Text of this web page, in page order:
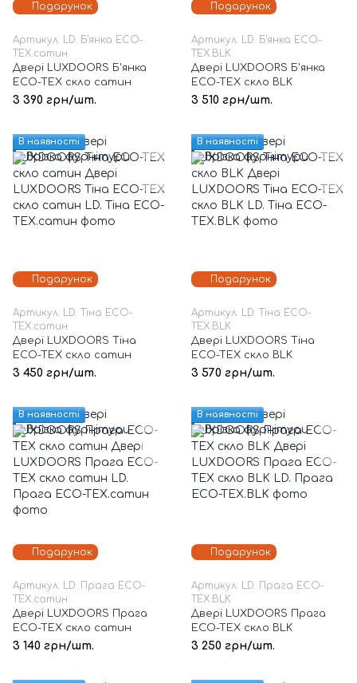
Подарунок
Артикул: LD. Б'янка ECO-
TEX.сатин
Двері LUXDOORS Б'янка
ECO-TEX скло сатин
3 390 грн/шт.
Подарунок
Артикул: LD. Б'янка ECO-
TEX.BLK
Двері LUXDOORS Б'янка
ECO-TEX скло BLK
3 510 грн/шт.
Подарунок
В наявності
Артикул: LD. Тіна ECO-
TEX.сатин
Двері LUXDOORS Тіна
ECO-TEX скло сатин
3 450 грн/шт.
Подарунок
В наявності
Артикул: LD. Тіна ECO-
TEX.BLK
Двері LUXDOORS Тіна
ECO-TEX скло BLK
3 570 грн/шт.
Подарунок
В наявності
Артикул: LD. Прага ECO-
TEX.сатин
Двері LUXDOORS Прага
ECO-TEX скло сатин
3 140 грн/шт.
Подарунок
В наявності
Артикул: LD. Прага ECO-
TEX.BLK
Двері LUXDOORS Прага
ECO-TEX скло BLK
3 250 грн/шт.